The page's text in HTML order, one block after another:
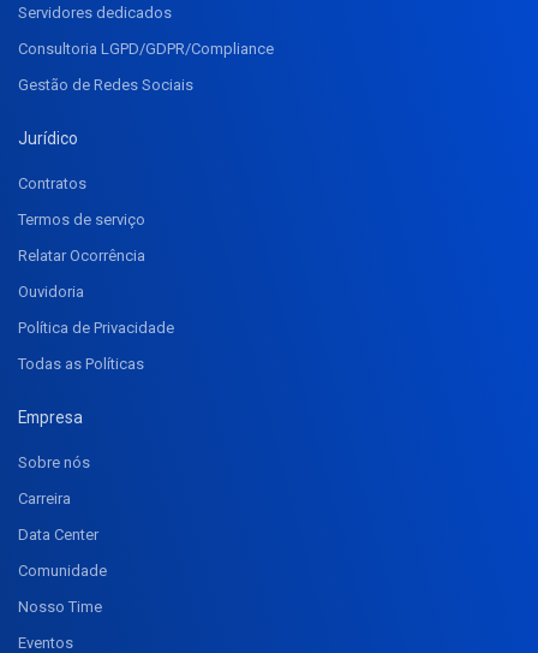
Servidores dedicados
Consultoria LGPD/GDPR/Compliance
Gestão de Redes Sociais
Jurídico
Contratos
Termos de serviço
Relatar Ocorrência
Ouvidoria
Política de Privacidade
Todas as Políticas
Empresa
Sobre nós
Carreira
Data Center
Comunidade
Nosso Time
Eventos